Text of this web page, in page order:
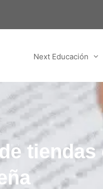
Next Educación
tiendas